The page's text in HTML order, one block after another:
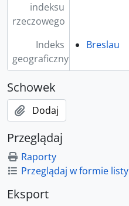
indeksu
rzeczowego
Indeks
geograficzny
Breslau
Schowek
Dodaj
Przeglądaj
Raporty
Przeglądaj w formie listy
Eksport